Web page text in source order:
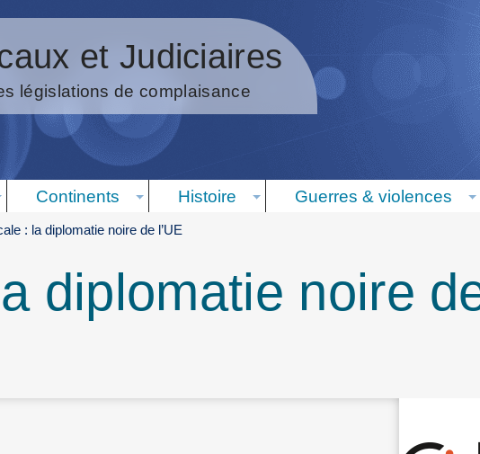
et Judiciaires
législations de complaisance
Continents Histoire Guerres & violences
: la diplomatie noire de l’UE
diplomatie noire